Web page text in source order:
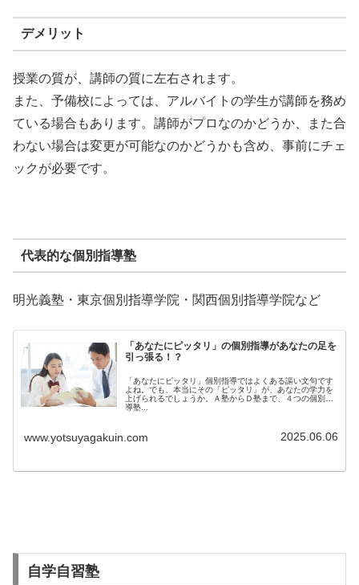
デメリット
授業の質が、講師の質に左右されます。
また、予備校によっては、アルバイトの学生が講師を務め
ている場合もあります。講師がプロなのかどうか、また合
わない場合は変更が可能なのかどうかも含め、事前にチェ
ックが必要です。
代表的な個別指導塾
明光義塾・東京個別指導学院・関西個別指導学院など
「あなたにピッタリ」の個別指導があなたの足を
引っ張る！？
「あなたにピッタリ」個別指導ではよくある謳い文句です
よね。でも、本当にその「ピッタリ」が、あなたの学力を
上げられるでしょうか。Ａ塾からＤ塾まで、４つの個別指
導塾...
www.yotsuyagakuin.com 2025.06.06
自学自習塾